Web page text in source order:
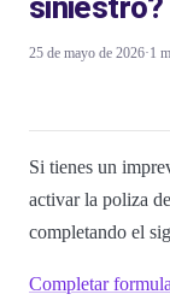
siniestro?
25 de mayo de 2026·1
Si tienes un
activar la poliza
completando el
Completar